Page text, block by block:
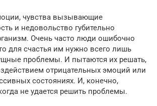
чувства вызывающие
и недовольство губительно
Очень часто люди ошибочно
для счастья им нужно всего лишь
проблемы. И пытаются их решать,
отрицательных эмоций или
состояниях. И, конечно,
не удается решить проблемы.